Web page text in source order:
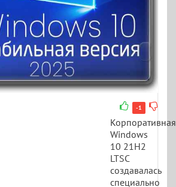
-1
Корпоративная
Windows
10 21H2
LTSC
создавалась
специально